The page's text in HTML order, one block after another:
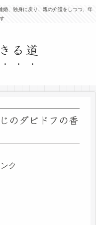
、独身に戻り、親の介護をしつつ、年
る道
のダビドフの香
ク